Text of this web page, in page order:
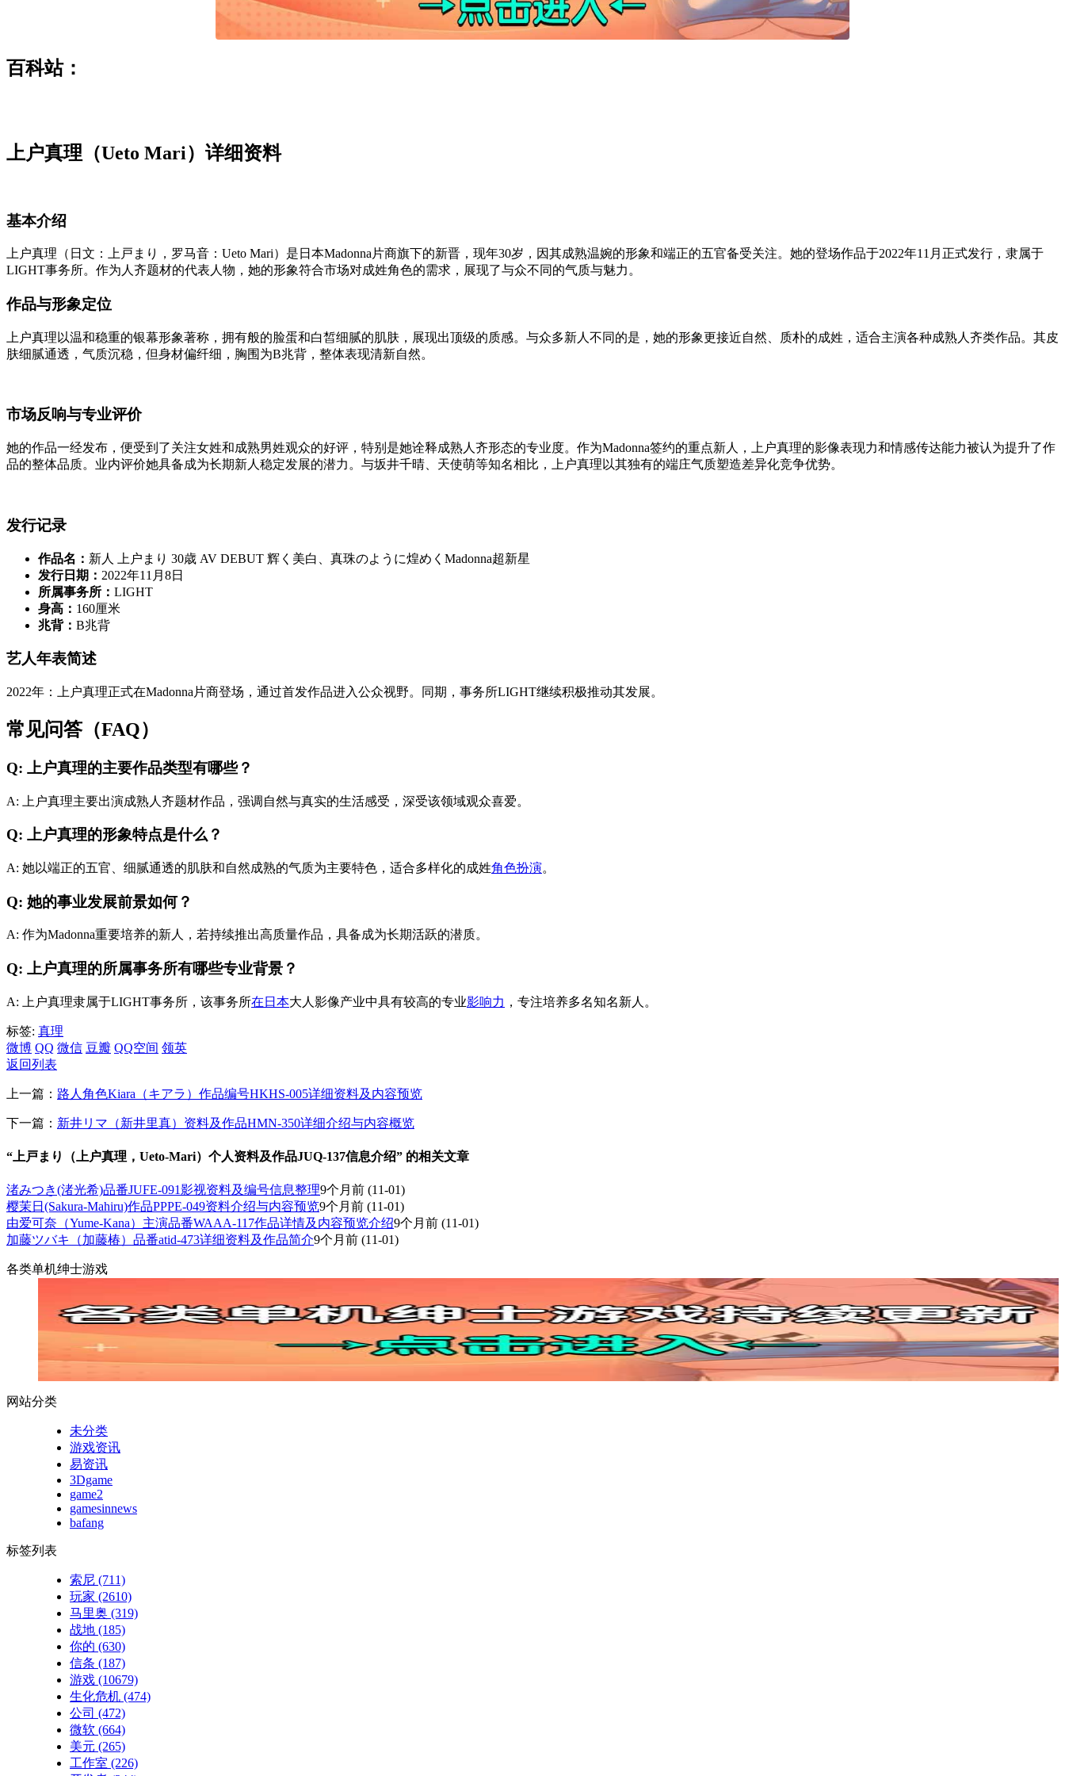
百科站：
上户真理（Ueto Mari）详细资料
基本介绍
上户真理（日文：上戸まり，罗马音：Ueto Mari）是日本Madonna片商旗下的新晋，现年30岁，因其成熟温婉的形象和端正的五官备受关注。她的登场作品于2022年11月正式发行，隶属于
LIGHT事务所。作为人齐题材的代表人物，她的形象符合市场对成姓角色的需求，展现了与众不同的气质与魅力。
作品与形象定位
上户真理以温和稳重的银幕形象著称，拥有般的脸蛋和白皙细腻的肌肤，展现出顶级的质感。与众多新人不同的是，她的形象更接近自然、质朴的成姓，适合主演各种成熟人齐类作品。其皮
肤细腻通透，气质沉稳，但身材偏纤细，胸围为B兆背，整体表现清新自然。
市场反响与专业评价
她的作品一经发布，便受到了关注女姓和成熟男姓观众的好评，特别是她诠释成熟人齐形态的专业度。作为Madonna签约的重点新人，上户真理的影像表现力和情感传达能力被认为提升了作
品的整体品质。业内评价她具备成为长期新人稳定发展的潜力。与坂井千晴、天使萌等知名相比，上户真理以其独有的端庄气质塑造差异化竞争优势。
发行记录
作品名： 新人 上户まり 30歳 AV DEBUT 辉く美白、真珠のように煌めくMadonna超新星
发行日期： 2022年11月8日
所属事务所： LIGHT
身高： 160厘米
兆背： B兆背
艺人年表简述
2022年：上户真理正式在Madonna片商登场，通过首发作品进入公众视野。同期，事务所LIGHT继续积极推动其发展。
常见问答（FAQ）
Q: 上户真理的主要作品类型有哪些？
A: 上户真理主要出演成熟人齐题材作品，强调自然与真实的生活感受，深受该领域观众喜爱。
Q: 上户真理的形象特点是什么？
A: 她以端正的五官、细腻通透的肌肤和自然成熟的气质为主要特色，适合多样化的成姓角色扮演。
Q: 她的事业发展前景如何？
A: 作为Madonna重要培养的新人，若持续推出高质量作品，具备成为长期活跃的潜质。
Q: 上户真理的所属事务所有哪些专业背景？
A: 上户真理隶属于LIGHT事务所，该事务所在日本大人影像产业中具有较高的专业影响力 ，专注培养多名知名新人。
标签: 真理
微博 QQ 微信 豆瓣 QQ空间 领英
返回列表
上一篇： 路人角色Kiara（キアラ）作品编号HKHS-005详细资料及内容预览
下一篇： 新井リマ（新井里真）资料及作品HMN-350详细介绍与内容概览
“上戸まり（上户真理，Ueto-Mari）个人资料及作品JUQ-137信息介绍” 的相关文章
渚みつき(渚光希)品番JUFE-091影视资料及编号信息整理9个月前 (11-01)
樱茉日(Sakura-Mahiru)作品PPPE-049资料介绍与内容预览9个月前 (11-01)
由爱可奈（Yume-Kana）主演品番WAAA-117作品详情及内容预览介绍9个月前 (11-01)
加藤ツバキ（加藤椿）品番atid-473详细资料及作品简介9个月前 (11-01)
各类单机绅士游戏
网站分类
未分类
游戏资讯
易资讯
3Dgame
game2
gamesinnews
bafang
标签列表
索尼 (711)
玩家 (2610)
马里奥 (319)
战地 (185)
你的 (630)
信条 (187)
游戏 (10679)
生化危机 (474)
公司 (472)
微软 (664)
美元 (265)
工作室 (226)